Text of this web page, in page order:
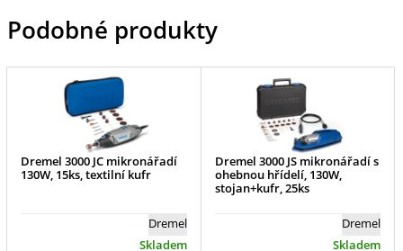
Podobné produkty
Dremel 3000 JC mikronářadí
130W, 15ks, textilní kufr
Dremel
Skladem
Dremel 3000 JS mikronářadí s
ohebnou hřídelí, 130W,
stojan+kufr, 25ks
Dremel
Skladem